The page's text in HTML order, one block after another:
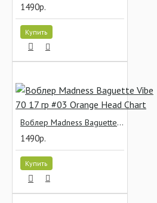
1490р.
Купить
Воблер Madness Baguette Vibe 70 17 гр #03 Orange Head Chart
1490р.
Купить